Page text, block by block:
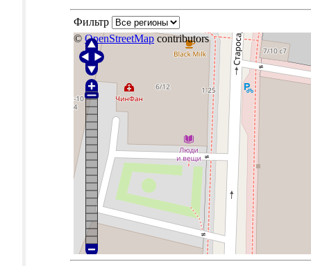
Фильтр
© OpenStreetMap contributors